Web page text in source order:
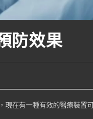
防效果
現在有一種有效的醫療裝置